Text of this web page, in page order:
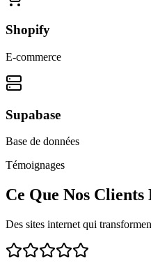
Shopify
E-commerce
Supabase
Base de données
Témoignages
Ce Que Nos
Des sites internet qui